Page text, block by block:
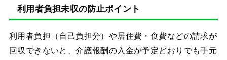
利用者負担未収の防止ポイント
利用者負担（自己負担分）や居住費・食費などの請求が
回収できないと、介護報酬の入金が予定どおりでも手元